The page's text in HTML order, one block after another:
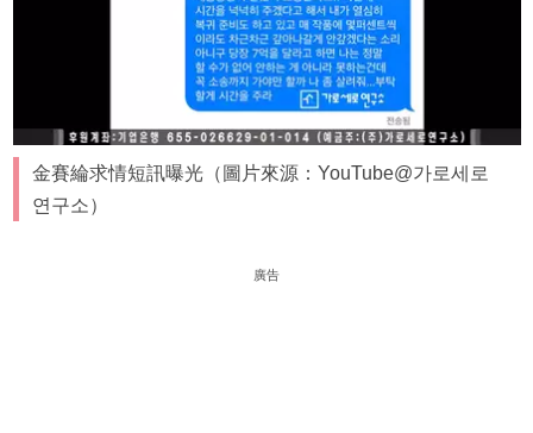
金賽綸求情短訊曝光（圖片來源：YouTube@가로세로
연구소）
廣告